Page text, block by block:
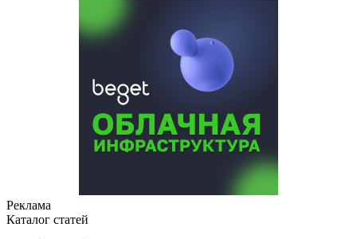
Реклама
Каталог статей